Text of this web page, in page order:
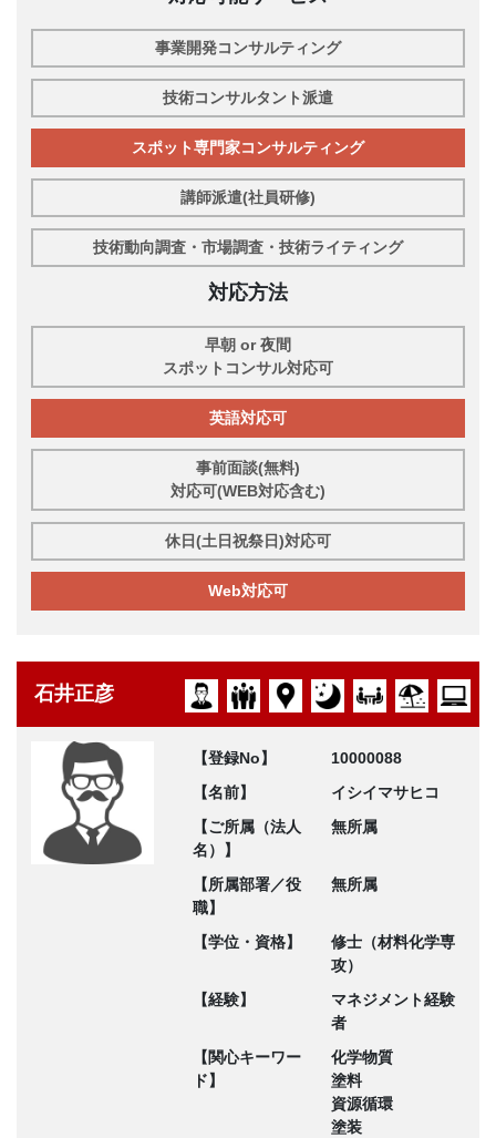
事業開発コンサルティング
技術コンサルタント派遣
スポット専門家コンサルティング
講師派遣(社員研修)
技術動向調査・市場調査・技術ライティング
対応方法
早朝 or 夜間
スポットコンサル対応可
英語対応可
事前面談(無料)
対応可(WEB対応含む)
休日(土日祝祭日)対応可
Web対応可
石井正彦
【登録No】
10000088
【名前】
イシイマサヒコ
【ご所属（法人
名）】
無所属
【所属部署／役
職】
無所属
【学位・資格】
修士（材料化学専
攻）
【経験】
マネジメント経験
者
【関心キーワー
ド】
化学物質
塗料
資源循環
塗装